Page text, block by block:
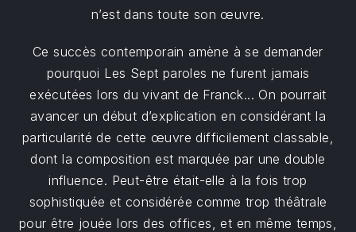
n’est dans toute son œuvre.
Ce succès contemporain amène à se demander
pourquoi Les Sept paroles ne furent jamais
exécutées lors du vivant de Franck... On pourrait
avancer un début d’explication en considérant la
particularité de cette œuvre difficilement classable,
dont la composition est marquée par une double
influence. Peut-être était-elle à la fois trop
sophistiquée et considérée comme trop théâtrale
pour être jouée lors des offices, et en même temps,